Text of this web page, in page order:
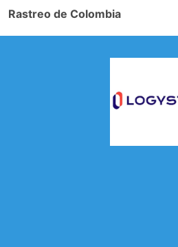
Rastreo de Colombia